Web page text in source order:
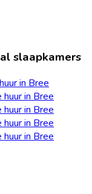
slaapkamers
in Bree
in Bree
in Bree
in Bree
in Bree